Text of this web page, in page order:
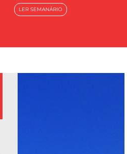
LER SEMANÁRIO